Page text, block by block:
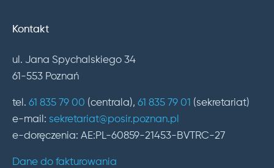
Kontakt
ul. Jana Spychalskiego 34
61-553 Poznań
tel. 61 835 79 00 (centrala), 61 835 79 01 (sekretariat)
e-mail: sekretariat@posir.poznan.pl
e-doręczenia: AE:PL-60859-21453-BVTRC-27
Dane do fakturowania